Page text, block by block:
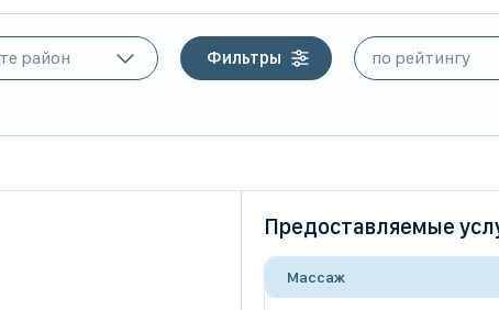
район Фильтры
Предоставляемые
Массаж